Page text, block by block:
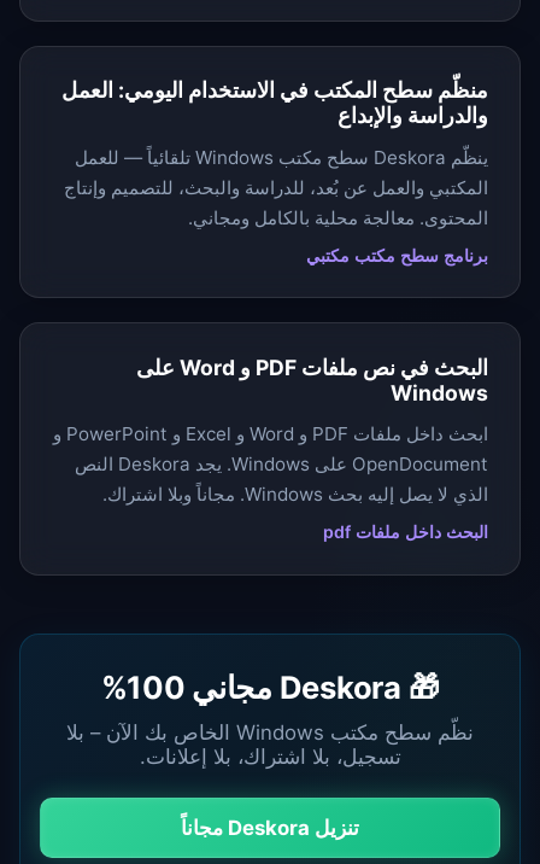
منظّم سطح المكتب في الاستخدام اليومي: العمل
والدراسة والإبداع
ينظّم Deskora سطح مكتب Windows تلقائياً — للعمل
المكتبي والعمل عن بُعد، للدراسة والبحث، للتصميم وإنتاج
المحتوى. معالجة محلية بالكامل ومجاني.
برنامج سطح مكتب مكتبي
البحث في نص ملفات PDF و Word على
Windows
ابحث داخل ملفات PDF و Word و Excel و PowerPoint و
OpenDocument على Windows. يجد Deskora النص
الذي لا يصل إليه بحث Windows. مجاناً وبلا اشتراك.
البحث داخل ملفات pdf
🎁 Deskora مجاني 100%
نظّم سطح مكتب Windows الخاص بك الآن – بلا
تسجيل، بلا اشتراك، بلا إعلانات.
تنزيل Deskora مجاناً